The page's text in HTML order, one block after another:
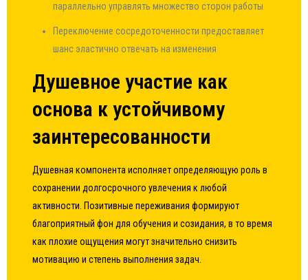
параллельно управлять множество сторон работы
Переключение сосредоточенности предоставляет
шанс эластично отвечать на изменения
Душевное участие как
основа к устойчивому
заинтересованности
Душевная компонента исполняет определяющую роль в
сохранении долгосрочного увлечения к любой
активности. Позитивные переживания формируют
благоприятный фон для обучения и созидания, в то время
как плохие ощущения могут значительно снизить
мотивацию и степень выполнения задач.